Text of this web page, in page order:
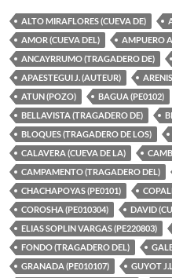
ALTO MIRAFLORES (CUEVA DE)
AMOR (CUEVA DEL)
AMPUERO
ANCAYRRUMO (TRAGADERO DE)
APAESTEGUI J. (AUTEUR)
ATUN (POZO)
BAGUA (PE0102)
BELLAVISTA (TRAGADERO DE)
BLOQUES (TRAGADERO DE LOS)
CALAVERA (CUEVA DE LA)
CAMPAMENTO (TRAGADERO DEL)
CHACHAPOYAS (PE0101)
COROSHA (PE010304)
DAVID
ELIAS SOPLIN VARGAS (PE220803)
FONDO (TRAGADERO DEL)
GRANADA (PE010107)
GUYOT